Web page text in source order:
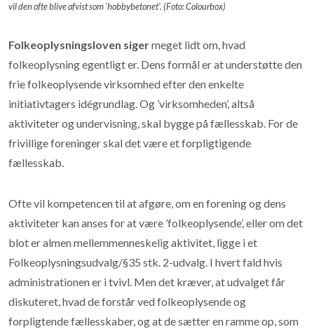
vil den ofte blive afvist som ’hobbybetonet’. (Foto: Colourbox)
Folkeoplysningsloven sigermeget lidt om, hvad
folkeoplysning egentligt er. Dens formål er at understøtte den
frie folkeoplysende virksomhed efter den enkelte
initiativtagers idégrundlag. Og ’virksomheden’, altså
aktiviteter og undervisning, skal bygge på fællesskab. For de
frivillige foreninger skal det være et forpligtigende
fællesskab.
Ofte vil kompetencen til at afgøre, om en forening og dens
aktiviteter kan anses for at være ’folkeoplysende’, eller om det
blot er almen mellemmenneskelig aktivitet, ligge i et
Folkeoplysningsudvalg/§35 stk. 2-udvalg. I hvert fald hvis
administrationen er i tvivl. Men det kræver, at udvalget får
diskuteret, hvad de forstår ved folkeoplysende og
forpligtende fællesskaber, og at de sætter en ramme op, som